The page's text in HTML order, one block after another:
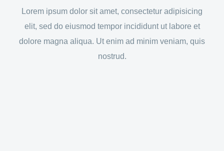
Lorem ipsum dolor sit amet, consectetur adipisicing
elit, sed do eiusmod tempor incididunt ut labore et
dolore magna aliqua. Ut enim ad minim veniam, quis
nostrud.